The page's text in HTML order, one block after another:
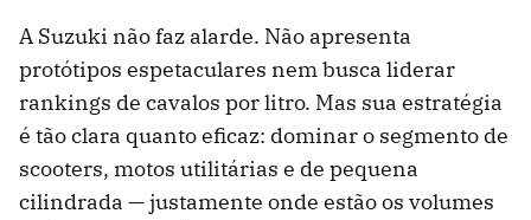
A Suzuki não faz alarde. Não apresenta
protótipos espetaculares nem busca liderar
rankings de cavalos por litro. Mas sua estratégia
é tão clara quanto eficaz: dominar o segmento de
scooters, motos utilitárias e de pequena
cilindrada — justamente onde estão os volumes